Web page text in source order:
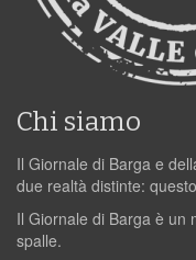
Chi siamo
Il Giornale di Barga e
due realtà distinte:
Il Giornale di Barga è un
spalle.